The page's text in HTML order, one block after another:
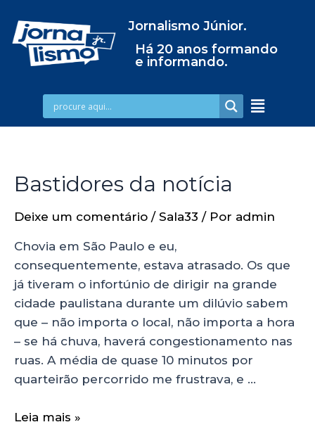
Jornalismo Júnior.
Há 20 anos formando
e informando.
Bastidores da notícia
Deixe um comentário / Sala33 / Por admin
Chovia em São Paulo e eu,
consequentemente, estava atrasado. Os que
já tiveram o infortúnio de dirigir na grande
cidade paulistana durante um dilúvio sabem
que – não importa o local, não importa a hora
– se há chuva, haverá congestionamento nas
ruas. A média de quase 10 minutos por
quarteirão percorrido me frustrava, e …
Leia mais »